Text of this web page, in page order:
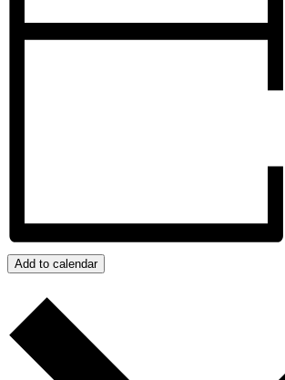
Add to calendar